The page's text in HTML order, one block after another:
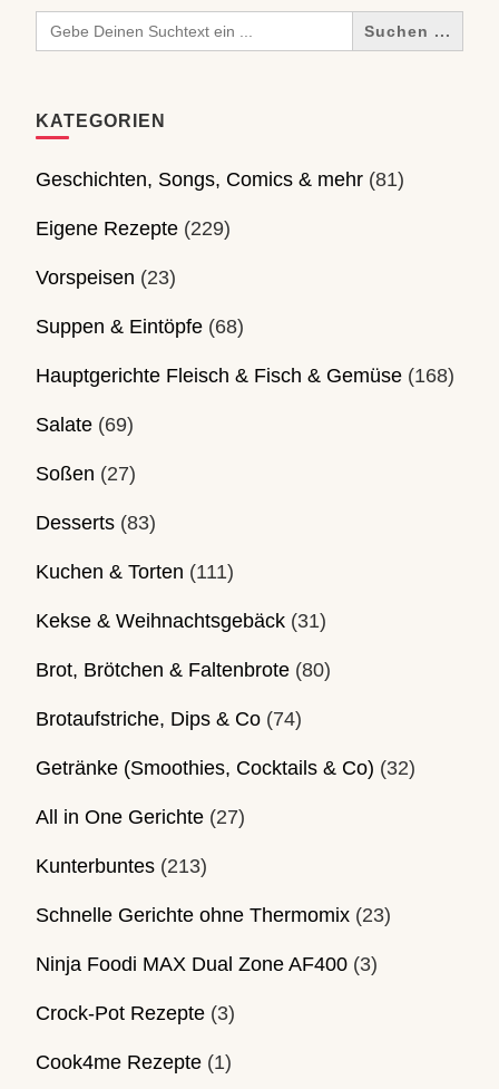
Search
for:
KATEGORIEN
Geschichten, Songs, Comics & mehr (81)
Eigene Rezepte (229)
Vorspeisen (23)
Suppen & Eintöpfe (68)
Hauptgerichte Fleisch & Fisch & Gemüse (168)
Salate (69)
Soßen (27)
Desserts (83)
Kuchen & Torten (111)
Kekse & Weihnachtsgebäck (31)
Brot, Brötchen & Faltenbrote (80)
Brotaufstriche, Dips & Co (74)
Getränke (Smoothies, Cocktails & Co) (32)
All in One Gerichte (27)
Kunterbuntes (213)
Schnelle Gerichte ohne Thermomix (23)
Ninja Foodi MAX Dual Zone AF400 (3)
Crock-Pot Rezepte (3)
Cook4me Rezepte (1)